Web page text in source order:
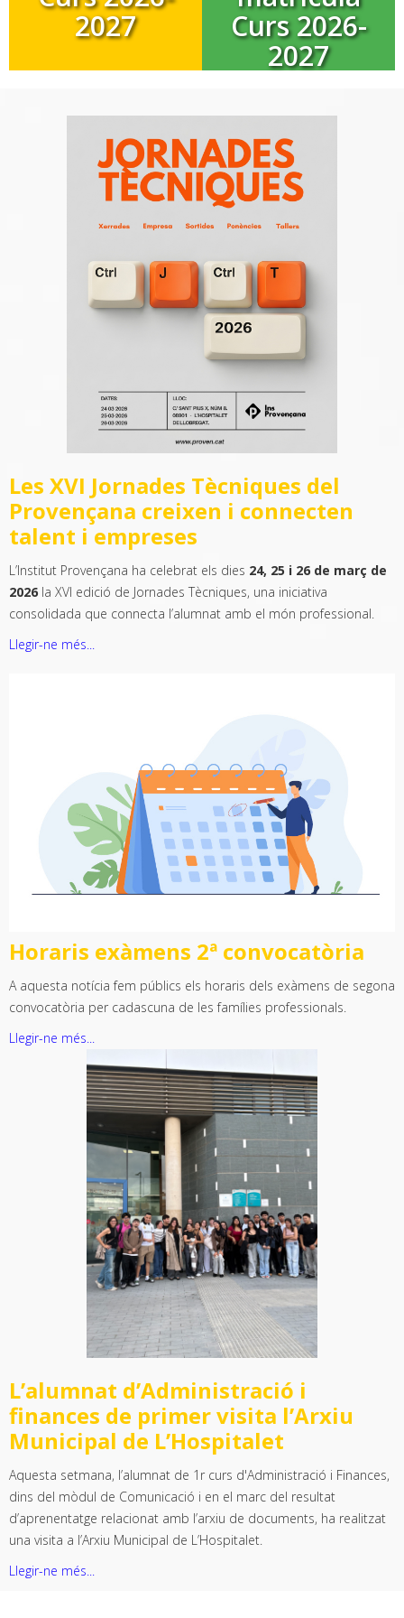
2027
Curs 2026-
2027
Les XVI Jornades Tècniques del
Provençana creixen i connecten
talent i empreses
L’Institut Provençana ha celebrat els dies 24, 25 i 26 de març de
2026 la XVI edició de Jornades Tècniques, una iniciativa
consolidada que connecta l’alumnat amb el món professional.
Llegir-ne més...
Horaris exàmens 2ª convocatòria
A aquesta notícia fem públics els horaris dels exàmens de segona
convocatòria per cadascuna de les famílies professionals.
Llegir-ne més...
L’alumnat d’Administració i
finances de primer visita l’Arxiu
Municipal de L’Hospitalet
Aquesta setmana, l’alumnat de 1r curs d'Administració i Finances,
dins del mòdul de Comunicació i en el marc del resultat
d’aprenentatge relacionat amb l’arxiu de documents, ha realitzat
una visita a l’Arxiu Municipal de L’Hospitalet.
Llegir-ne més...